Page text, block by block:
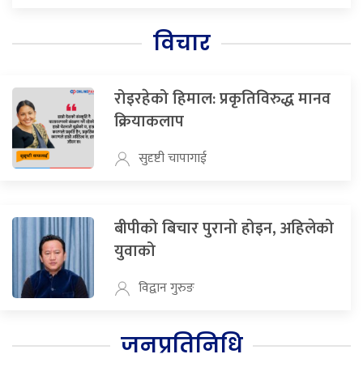
विचार
रोइरहेको हिमाल: प्रकृतिविरुद्ध मानव
क्रियाकलाप
सुदृष्टी चापागाई
बीपीको बिचार पुरानो होइन, अहिलेको
युवाको
विद्वान गुरुङ
जनप्रतिनिधि